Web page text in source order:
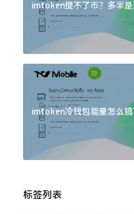
imtoken提不了币？多半
imtoken冷钱包能量怎么
标签列表